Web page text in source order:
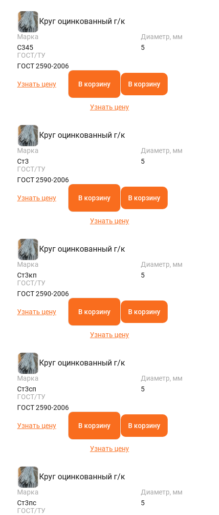
Круг оцинкованный г/к
Марка
С345
Диаметр, мм
5
ГОСТ/ТУ
ГОСТ 2590-2006
Узнать цену В корзину В корзину
Узнать цену
Круг оцинкованный г/к
Марка
Ст3
Диаметр, мм
5
ГОСТ/ТУ
ГОСТ 2590-2006
Узнать цену В корзину В корзину
Узнать цену
Круг оцинкованный г/к
Марка
Ст3кп
Диаметр, мм
5
ГОСТ/ТУ
ГОСТ 2590-2006
Узнать цену В корзину В корзину
Узнать цену
Круг оцинкованный г/к
Марка
Ст3сп
Диаметр, мм
5
ГОСТ/ТУ
ГОСТ 2590-2006
Узнать цену В корзину В корзину
Узнать цену
Круг оцинкованный г/к
Марка
Ст3пс
Диаметр, мм
5
ГОСТ/ТУ